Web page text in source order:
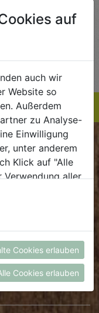
€ 3,99 / STK auf
auch wir
Website so
Außerdem
zu Analyse-
Einwilligung
unter anderem
Klick auf "Alle
aller
findest du alle
du kannst
erlauben
unserer
Cookies erlauben
Cookies erlauben